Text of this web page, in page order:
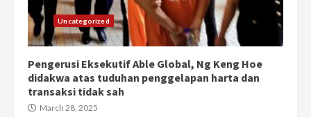
Uncategorized
Pengerusi Eksekutif Able Global, Ng Keng Hoe
didakwa atas tuduhan penggelapan harta dan
transaksi tidak sah
March 28, 2025